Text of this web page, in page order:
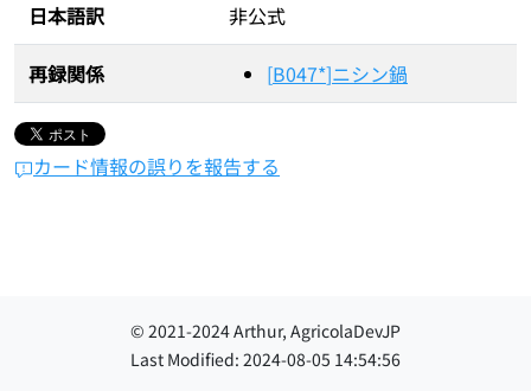
日本語訳 非公式
再録関係 [B047*]ニシン鍋
カード情報の誤りを報告する
© 2021-2024Arthur, AgricolaDevJP
Last Modified: 2024-08-05 14:54:56